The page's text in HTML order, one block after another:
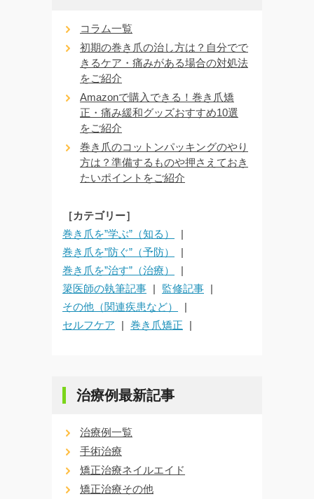
コラム一覧
初期の巻き爪の治し方は？自分でで
きるケア・痛みがある場合の対処法
をご紹介
Amazonで購入できる！巻き爪矯
正・痛み緩和グッズおすすめ10選
をご紹介
巻き爪のコットンパッキングのやり
方は？準備するものや押さえておき
たいポイントをご紹介
［カテゴリー］
巻き爪を”学ぶ”（知る）
巻き爪を”防ぐ”（予防）
巻き爪を”治す”（治療）
簗医師の執筆記事
監修記事
その他（関連疾患など）
セルフケア
巻き爪矯正
治療例最新記事
治療例一覧
手術治療
矯正治療ネイルエイド
矯正治療その他